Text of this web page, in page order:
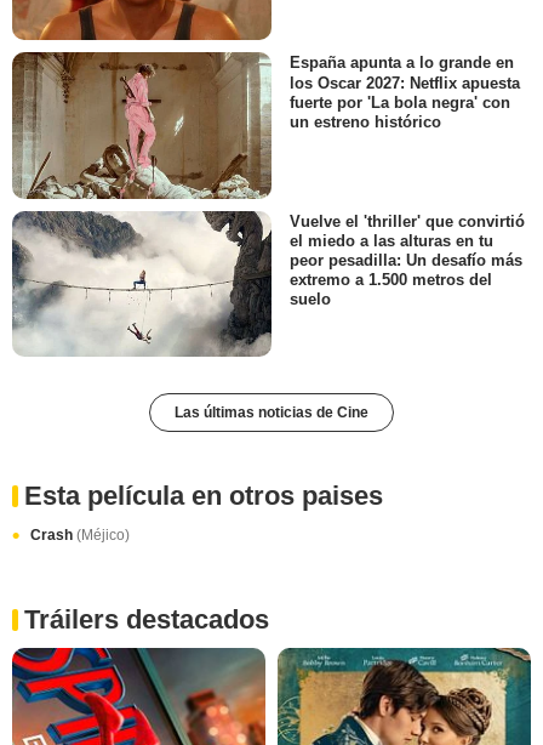
España apunta a lo grande en
los Oscar 2027: Netflix apuesta
fuerte por 'La bola negra' con
un estreno histórico
Vuelve el 'thriller' que convirtió
el miedo a las alturas en tu
peor pesadilla: Un desafío más
extremo a 1.500 metros del
suelo
Las últimas noticias de Cine
Esta película en otros paises
Crash (Méjico)
Tráilers destacados